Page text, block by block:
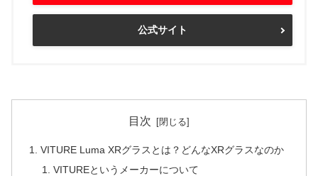
公式サイト
目次
VITURE Luma XRグラスとは？どんなXRグラスなのか
VITUREというメーカーについて